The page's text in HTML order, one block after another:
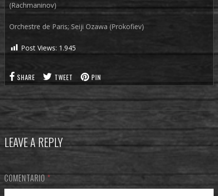
(Rachmaninov)
Orchestre de Paris; Seiji Ozawa (Prokofiev)
Post Views: 1.945
SHARE TWEET PIN
LEAVE A REPLY
COMENTARIO*